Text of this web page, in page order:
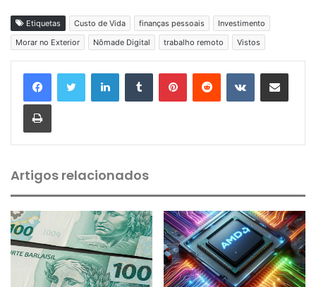
Etiquetas Custo de Vida finanças pessoais
Investimento
Morar no Exterior
Nômade Digital trabalho remoto Vistos
Artigos relacionados